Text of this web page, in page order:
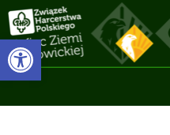
Otwórz pasek narzędzi
Przejdź
do
treści
Szukaj